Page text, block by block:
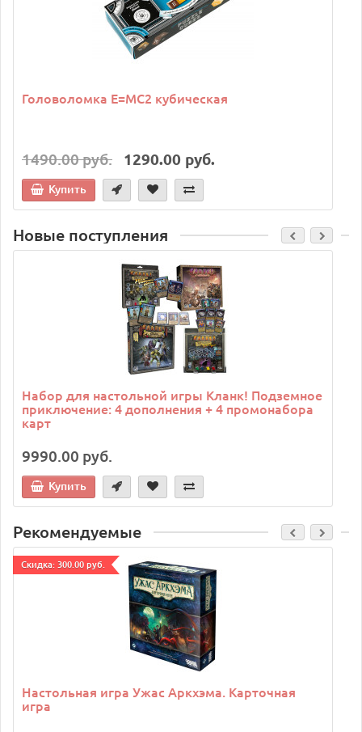
Головоломка E=MC2 кубическая
1490.00 руб. 1290.00 руб.
Купить
Новые поступления
Набор для настольной игры Кланк! Подземное
приключение: 4 дополнения + 4 промонабора
карт
9990.00 руб.
Купить
Рекомендуемые
Cкидка: 300.00 руб.
Настольная игра Ужас Аркхэма. Карточная
игра